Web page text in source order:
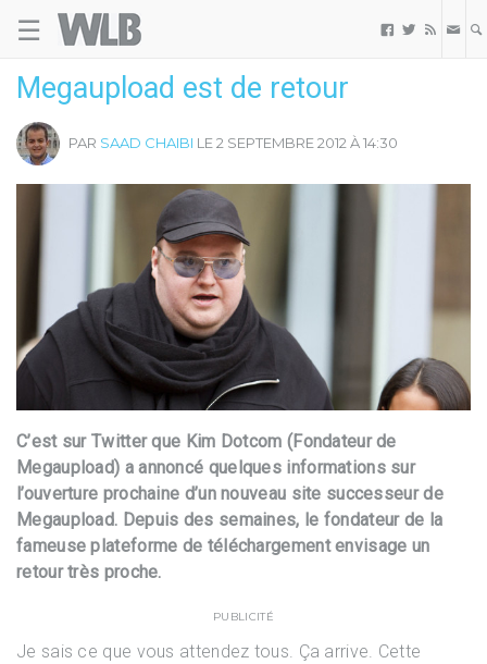
☰   
Megaupload est de retour
PAR SAAD CHAIBI LE 2 SEPTEMBRE 2012 À 14:30
C’est sur Twitter que Kim Dotcom (Fondateur de
Megaupload) a annoncé quelques informations sur
l’ouverture prochaine d’un nouveau site successeur de
Megaupload. Depuis des semaines, le fondateur de la
fameuse plateforme de téléchargement envisage un
retour très proche.
PUBLICITÉ
Je sais ce que vous attendez tous. Ça arrive. Cette